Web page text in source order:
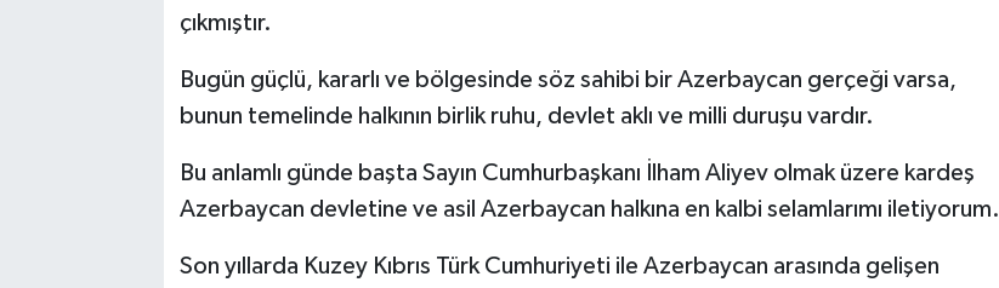
çıkmıştır.
Bugün güçlü, kararlı ve bölgesinde söz sahibi bir Azerbaycan gerçeği varsa,
bunun temelinde halkının birlik ruhu, devlet aklı ve milli duruşu vardır.
Bu anlamlı günde başta Sayın Cumhurbaşkanı İlham Aliyev olmak üzere kardeş
Azerbaycan devletine ve asil Azerbaycan halkına en kalbi selamlarımı iletiyorum.
Son yıllarda Kuzey Kıbrıs Türk Cumhuriyeti ile Azerbaycan arasında gelişen